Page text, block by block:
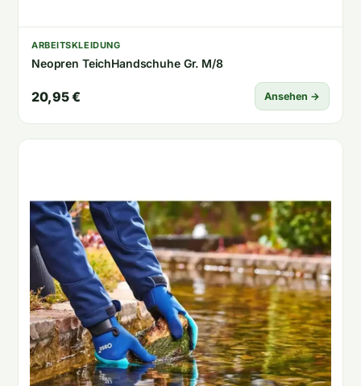
ARBEITSKLEIDUNG
Neopren TeichHandschuhe Gr. M/8
20,95 € Ansehen →